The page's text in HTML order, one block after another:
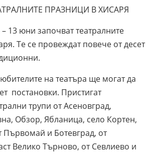
ПРАЗНИЦИ В ХИСАРЯ
13 юни започват театралните
Те се провеждат повече от десет
на театъра ще могат да
постановки. Пристигат
трупи от Асеновград,
Обзор, Ябланица, село Кортен,
Първомай и Ботевград, от
Велико Търново, от Севлиево и